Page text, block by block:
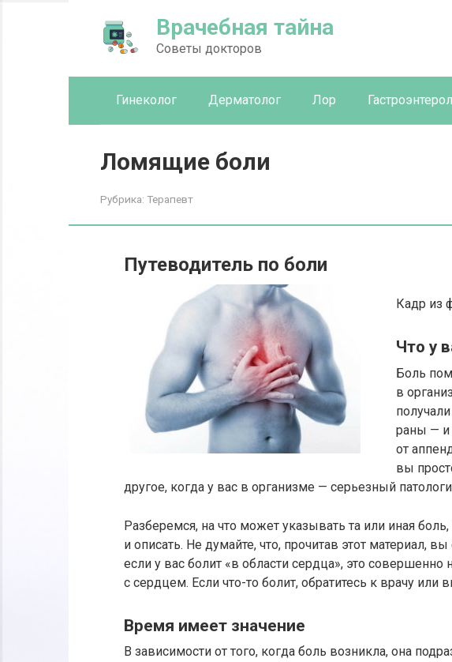
Врачебная тайна
Советы докторов
Гинеколог Дерматолог Лор
Ломящие боли
Рубрика: Терапевт
Путеводитель по боли
Кадр из
Что у
Боль
в
раны — и
от
вы
другое, когда у вас в организме — серьезный
Разберемся, на что может указывать та или иная
и описать. Не думайте, что, прочитав этот материал,
если у вас болит «в области сердца», это
с сердцем. Если что-то болит, обратитесь к врачу или
Время имеет значение
В зависимости от того, когда боль возникла, она